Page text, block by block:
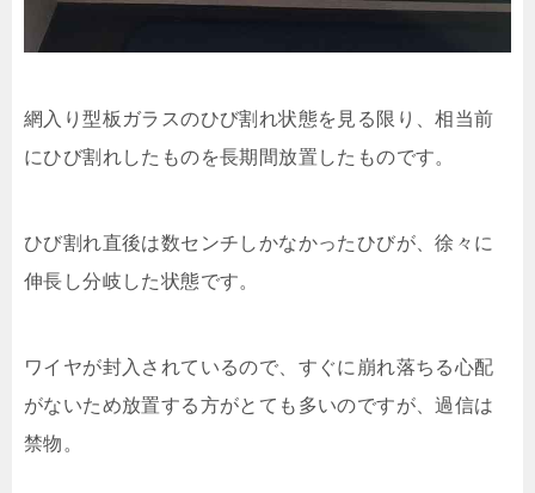
網入り型板ガラスのひび割れ状態を見る限り、相当前
にひび割れしたものを長期間放置したものです。
ひび割れ直後は数センチしかなかったひびが、徐々に
伸長し分岐した状態です。
ワイヤが封入されているので、すぐに崩れ落ちる心配
がないため放置する方がとても多いのですが、過信は
禁物。